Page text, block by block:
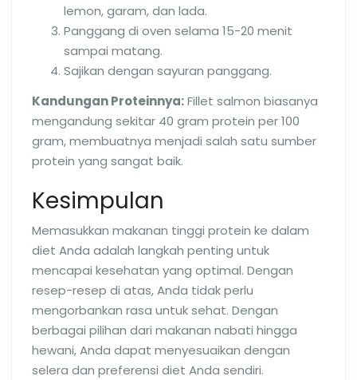
lemon, garam, dan lada.
Panggang di oven selama 15-20 menit
sampai matang.
Sajikan dengan sayuran panggang.
Kandungan Proteinnya:Fillet salmon biasanya
mengandung sekitar 40 gram protein per 100
gram, membuatnya menjadi salah satu sumber
protein yang sangat baik.
Kesimpulan
Memasukkan makanan tinggi protein ke dalam
diet Anda adalah langkah penting untuk
mencapai kesehatan yang optimal. Dengan
resep-resep di atas, Anda tidak perlu
mengorbankan rasa untuk sehat. Dengan
berbagai pilihan dari makanan nabati hingga
hewani, Anda dapat menyesuaikan dengan
selera dan preferensi diet Anda sendiri.